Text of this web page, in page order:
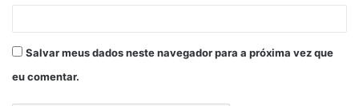
Salvar meus dados neste navegador para a próxima vez que
eu comentar.